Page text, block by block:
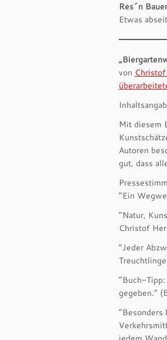
Res´n
Etwas
von
Mit diesem
Autoren
gut, dass
“Ein
“Natur,
Christof
“Jeder
“Buch-
gegeben.”